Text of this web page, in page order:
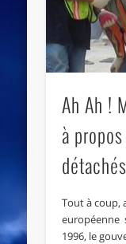
Ah Ah !
à
détachés
Tout à coup,
européenne
1996, le